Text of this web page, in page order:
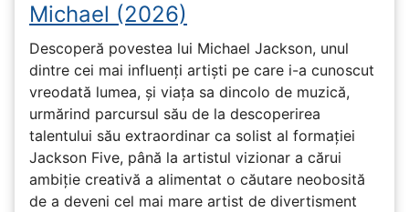
Michael (2026)
Descoperă povestea lui Michael Jackson, unul
dintre cei mai influenți artiști pe care i-a cunoscut
vreodată lumea, și viața sa dincolo de muzică,
urmărind parcursul său de la descoperirea
talentului său extraordinar ca solist al formației
Jackson Five, până la artistul vizionar a cărui
ambiție creativă a alimentat o căutare neobosită
de a deveni cel mai mare artist de divertisment